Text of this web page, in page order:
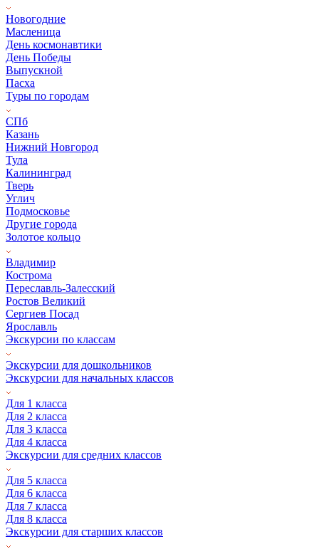
Новогодние
Масленица
День космонавтики
День Победы
Выпускной
Пасха
Туры по городам
СПб
Казань
Нижний Новгород
Тула
Калининград
Тверь
Углич
Подмосковье
Другие города
Золотое кольцо
Владимир
Кострома
Переславль-Залесский
Ростов Великий
Сергиев Посад
Ярославль
Экскурсии по классам
Экскурсии для дошкольников
Экскурсии для начальных классов
Для 1 класса
Для 2 класса
Для 3 класса
Для 4 класса
Экскурсии для средних классов
Для 5 класса
Для 6 класса
Для 7 класса
Для 8 класса
Экскурсии для старших классов